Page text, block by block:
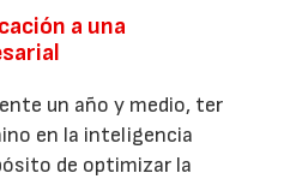
a una
un año y medio, ter
en la inteligencia
de optimizar la